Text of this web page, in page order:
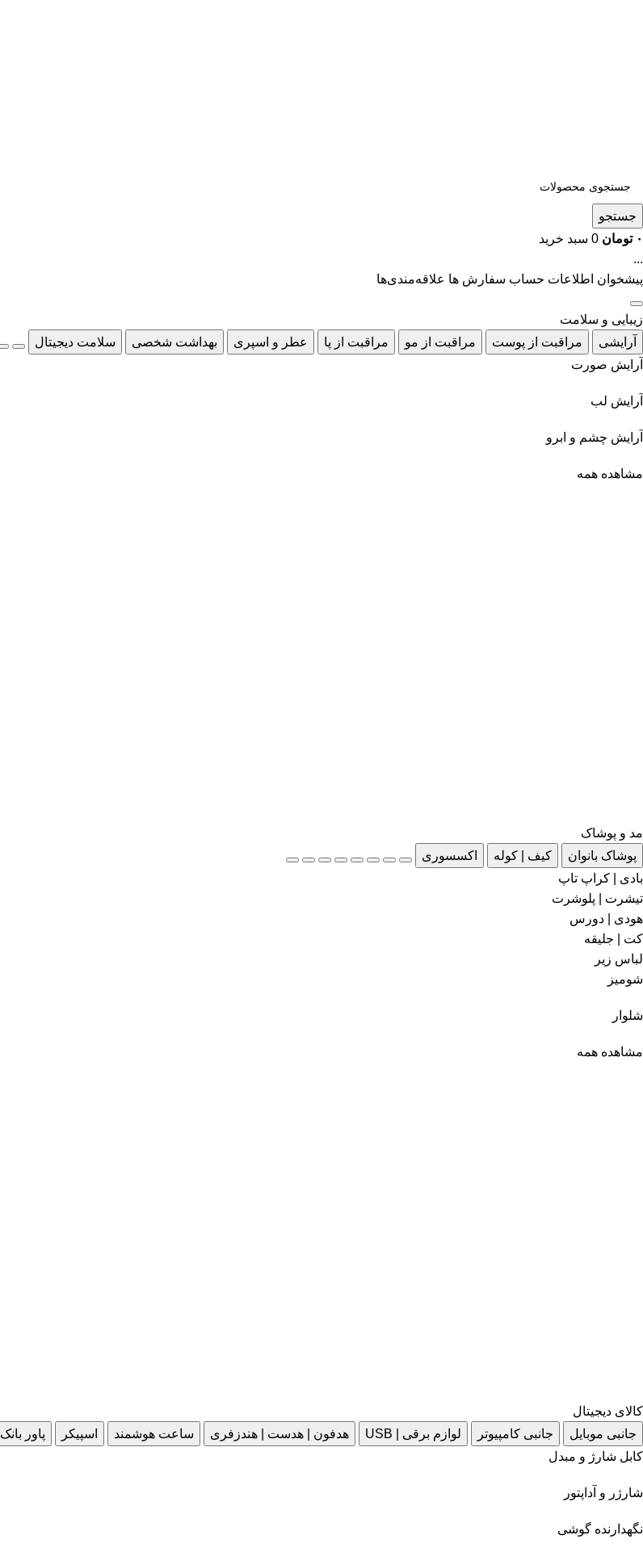
جستجو
۰ تومان 0 سبد خرید
...
پیشخوان اطلاعات حساب سفارش ها علاقه‌مندی‌ها
زیبایی و سلامت
آرایشی
مراقبت از پوست مراقبت از مو مراقبت از پا عطر و اسپری بهداشت شخصی
سلامت دیجیتال
آرایش صورت
آرایش لب
آرایش چشم و ابرو
مشاهده همه
مد و پوشاک
پوشاک بانوان
کیف | کوله
اکسسوری
بادی | کراپ تاپ
تیشرت | پلوشرت
هودی | دورس
کت | جلیقه
لباس زیر
شومیز
شلوار
مشاهده همه
کالای دیجیتال
جانبی موبایل
جانبی کامپیوتر لوازم برقی | USB هدفون | هدست | هندزفری ساعت هوشمند اسپیکر پاور بانک
کابل شارژ و مبدل
شارژر و آداپتور
نگهدارنده گوشی